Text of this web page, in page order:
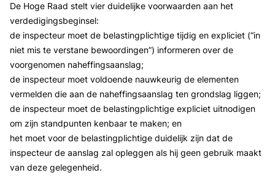
De Hoge Raad stelt vier duidelijke voorwaarden aan het
verdedigingsbeginsel:
de inspecteur moet de belastingplichtige tijdig en expliciet (“in
niet mis te verstane bewoordingen”) informeren over de
voorgenomen naheffingsaanslag;
de inspecteur moet voldoende nauwkeurig de elementen
vermelden die aan de naheffingsaanslag ten grondslag liggen;
de inspecteur moet de belastingplichtige expliciet uitnodigen
om zijn standpunten kenbaar te maken; en
het moet voor de belastingplichtige duidelijk zijn dat de
inspecteur de aanslag zal opleggen als hij geen gebruik maakt
van deze gelegenheid.